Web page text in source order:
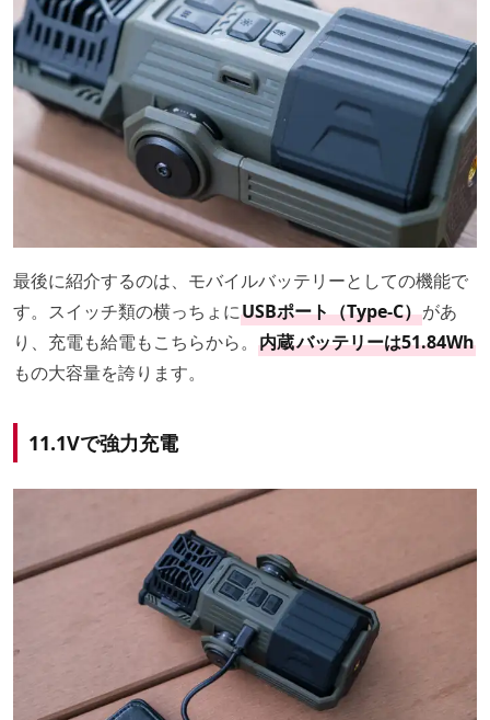
最後に紹介するのは、モバイルバッテリーとしての機能で
す。スイッチ類の横っちょにUSBポート（Type-C）があ
り、充電も給電もこちらから。 内蔵バッテリーは51.84Wh
もの大容量を誇ります。
11.1Vで強力充電